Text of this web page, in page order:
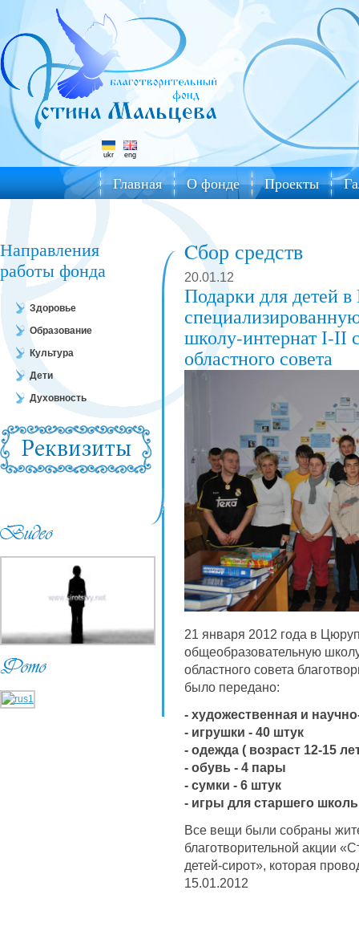
ukr eng
Главная О фонде Проекты
Направления
работы фонда
Здоровье
Образование
Культура
Дети
Духовность
Cбор средств
20.01.12
Подарки для детей
школу-интернат І-ІІ
областного совета
21 января 2012 года в
общеобразовательную
областного совета
было передано:
- художественная и
- игрушки - 40 штук
- одежда ( возраст 12-15
- обувь - 4 пары
- сумки - 6 штук
- игры для старшего
Все вещи были собраны
благотворительной акции
детей-сирот», которая
15.01.2012